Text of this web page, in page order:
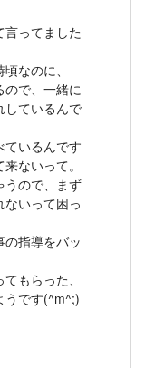
言ってました
なのに、
で、一緒に
しているんで
ているんです
ないって。
うので、まず
いって困っ
指導をバッ
もらった、
うです(^m^;)